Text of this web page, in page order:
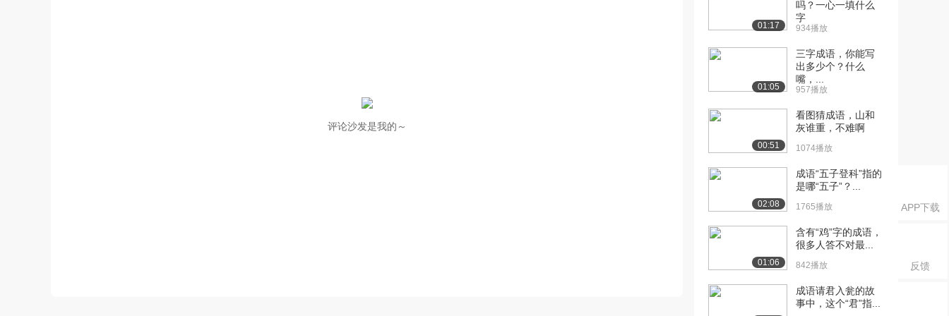
APP下载
反馈
评论沙发是我的～
01:17
吗？一心一填什么
字
934播放
01:05
三字成语，你能写
出多少个？什么
嘴，...
957播放
00:51
看图猜成语，山和
灰谁重，不难啊
1074播放
02:08
成语“五子登科”指的
是哪“五子”？...
1765播放
01:06
含有“鸡”字的成语，
很多人答不对最...
842播放
成语请君入瓮的故
事中，这个“君”指...